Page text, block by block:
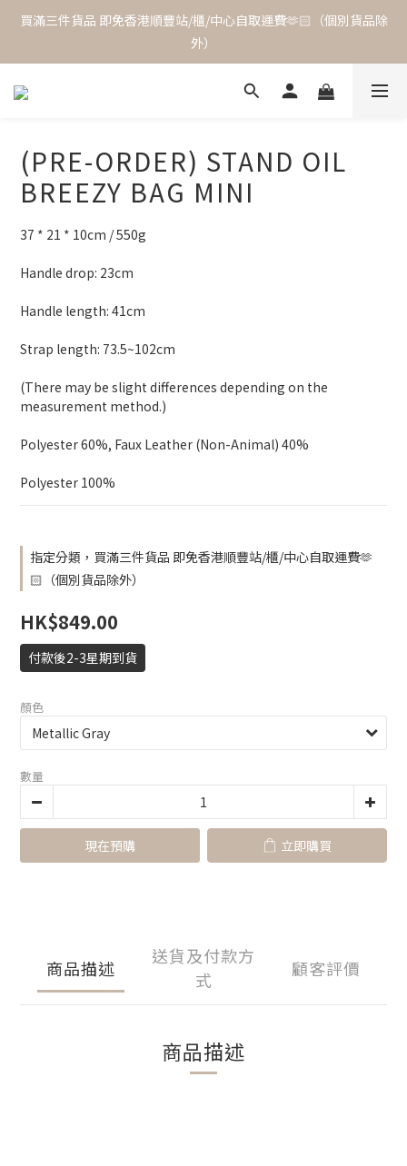
買滿三件貨品 即免香港順豐站/櫃/中心自取運費🫶🏻（個別貨品除
外）
(PRE-ORDER) STAND OIL
BREEZY BAG MINI
37 * 21 * 10cm / 550g
Handle drop: 23cm
Handle length: 41cm
Strap length: 73.5~102cm
(There may be slight differences depending on the
measurement method.)
Polyester 60%, Faux Leather (Non-Animal) 40%
Polyester 100%
指定分類，買滿三件貨品 即免香港順豐站/櫃/中心自取運費🫶
🏻（個別貨品除外）
HK$849.00
付款後2-3星期到貨
顏色
數量
現在預購 立即購買
商品描述
送貨及付款方
式
顧客評價
商品描述